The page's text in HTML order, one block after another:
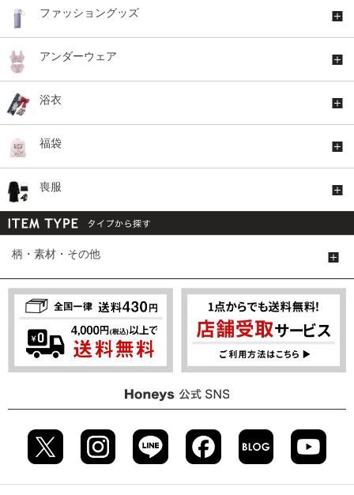
ファッショングッズ
アンダーウェア
浴衣
福袋
喪服
柄・素材・その他